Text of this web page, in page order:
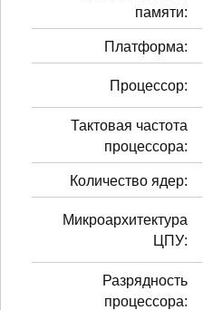
памяти:
Платформа:
Процессор:
Тактовая частота
процессора:
Количество ядер:
Микроархитектура
ЦПУ:
Разрядность
процессора: